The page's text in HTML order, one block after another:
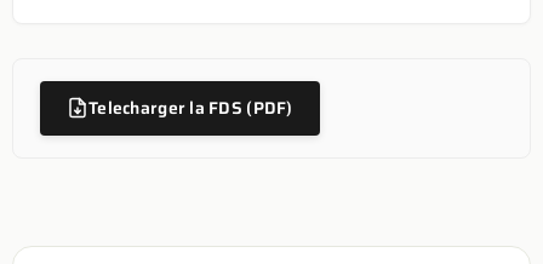
Telecharger la FDS (PDF)